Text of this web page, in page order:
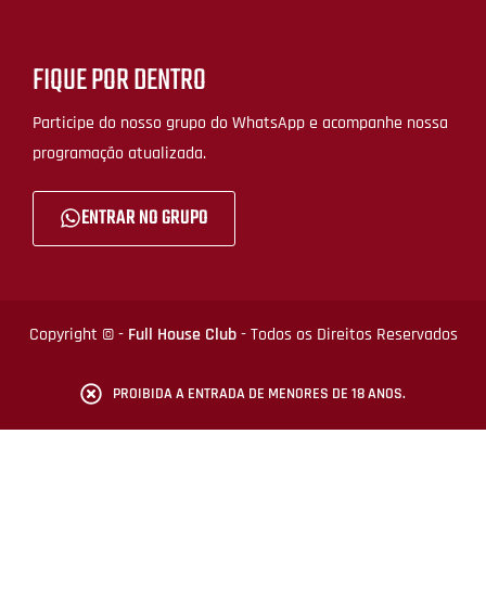
FIQUE POR DENTRO
Participe do nosso grupo do WhatsApp e acompanhe nossa
programação atualizada.
ENTRAR NO GRUPO
Copyright © - Full House Club- Todos os Direitos Reservados
PROIBIDA A ENTRADA DE MENORES DE 18 ANOS.